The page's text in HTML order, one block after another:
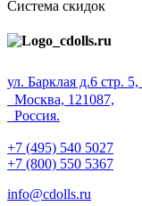
Система скидок
ул. Барклая д.6 стр.
Москва, 121087,
Россия.
+7 (495) 540 5027
+7 (800) 550 5367
info@cdolls.ru